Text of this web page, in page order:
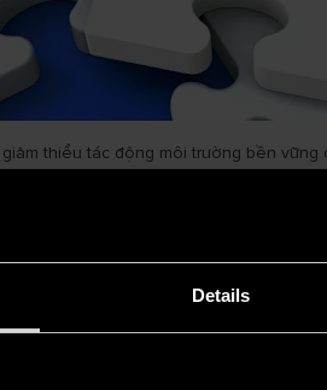
Details
thiểu tác động môi trường bền vững
gốc và mức độ kiểm soát các loại
thải tại nguồn.
tác trong suốt vòng đời sản phẩm,
thông qua các giải pháp can thiệp
hơn
nhiệm xã hội mà còn là sự cần
để xây dựng chiến lược giảm